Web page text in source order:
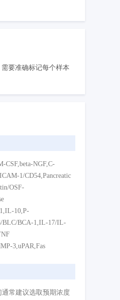
要准确标记每个样本
NGF,C-
1/CD54,Pancreatic
OSF-
10,P-
BLC/BCA-1,IL-17/IL-
3,uPAR,Fas
常建议选取预期浓度